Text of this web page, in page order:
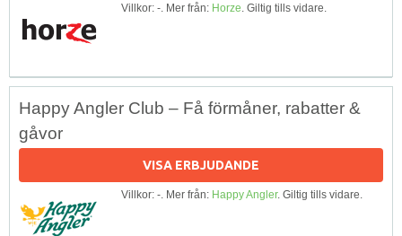
Villkor: -. Mer från: Horze. Giltig tills vidare.
Happy Angler Club – Få förmåner, rabatter &
gåvor
VISA ERBJUDANDE
Villkor: -. Mer från: Happy Angler. Giltig tills vidare.